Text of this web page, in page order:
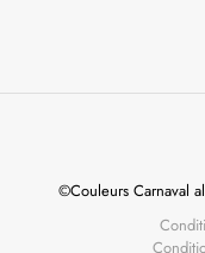
©Couleurs Carnaval